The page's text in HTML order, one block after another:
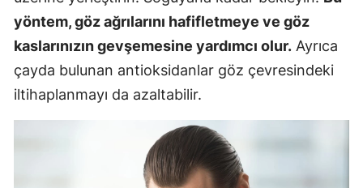
yöntem, göz ağrılarını hafifletmeye ve göz
kaslarınızın gevşemesine yardımcı olur. Ayrıca
çayda bulunan antioksidanlar göz çevresindeki
iltihaplanmayı da azaltabilir.